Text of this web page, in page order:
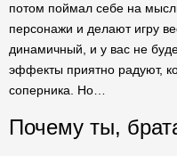
потом поймал себе на
персонажи и делают игру
динамичный, и у вас не
эффекты приятно радуют,
соперника. Но…
Почему ты,